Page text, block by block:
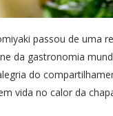
passou de uma
da gastronomia
do
vida no calor da